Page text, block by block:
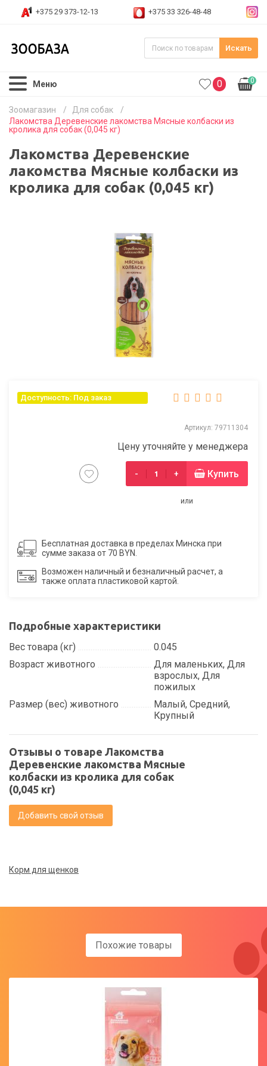
+375 29 373-12-13 +375 33 326-48-48
Искать
Меню 0 0
Зоомагазин / Для собак
/
Лакомства Деревенские лакомства Мясные колбаски из
кролика для собак (0,045 кг)
Лакомства Деревенские
лакомства Мясные колбаски из
кролика для собак (0,045 кг)
Доступность: Под заказ
Артикул: 79711304
Цену уточняйте у менеджера
- + Купить
или
Бесплатная доставка в пределах Минска при
сумме заказа от 70 BYN.
Возможен наличный и безналичный расчет, а
также оплата пластиковой картой.
Подробные характеристики
Вес товара (кг)
0.045
Возраст животного
Для маленьких, Для
взрослых, Для
пожилых
Размер (вес) животного
Малый, Средний,
Крупный
Отзывы о товаре Лакомства
Деревенские лакомства Мясные
колбаски из кролика для собак
(0,045 кг)
Добавить свой отзыв
Корм для щенков
Похожие товары